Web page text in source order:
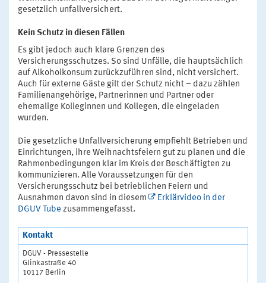
gesetzlich unfallversichert.
Kein Schutz in diesen Fällen
Es gibt jedoch auch klare Grenzen des
Versicherungsschutzes. So sind Unfälle, die hauptsächlich
auf Alkoholkonsum zurückzuführen sind, nicht versichert.
Auch für externe Gäste gilt der Schutz nicht – dazu zählen
Familienangehörige, Partnerinnen und Partner oder
ehemalige Kolleginnen und Kollegen, die eingeladen
wurden.
Die gesetzliche Unfallversicherung empfiehlt Betrieben und
Einrichtungen, ihre Weihnachtsfeiern gut zu planen und die
Rahmenbedingungen klar im Kreis der Beschäftigten zu
kommunizieren. Alle Voraussetzungen für den
Versicherungsschutz bei betrieblichen Feiern und
Ausnahmen davon sind in diesem
Erklärvideo in der
DGUV Tube zusammengefasst.
Kontakt
DGUV - Pressestelle
Glinkastraße 40
10117 Berlin